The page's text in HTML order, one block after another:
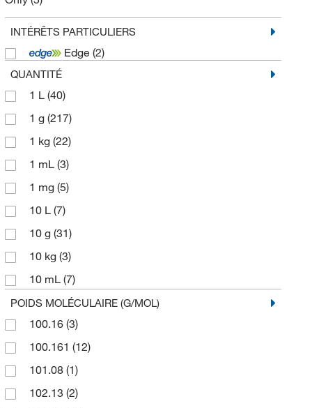
Spectrum Chemical Mfg Cor(105)
TCI America (824)
Technidata
Thermo Scientific Chemicals
INTÉRÊTS PARTICULIERS
Edge (2)
QUANTITÉ
1 L (40)
1 g (217)
1 kg (22)
1 mL (3)
1 mg (5)
10 L (7)
10 g (31)
10 kg (3)
10 mL (7)
10 mg(6)
10,000 g(1)
10,000 mL(4)
100 g(103)
100 mL(35)
POIDS MOLÉCULAIRE (G/MOL)
100.16 (3)
100.161 (12)
101.08 (1)
102.13 (2)